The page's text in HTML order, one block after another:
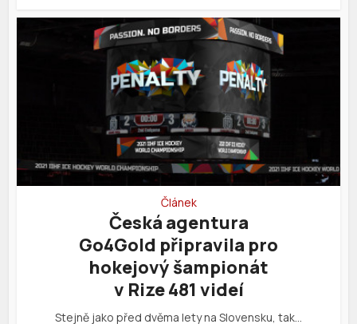
Článek
Česká agentura
Go4Gold připravila pro
hokejový šampionát
v Rize 481 videí
Stejně jako před dvěma lety na Slovensku, tak…